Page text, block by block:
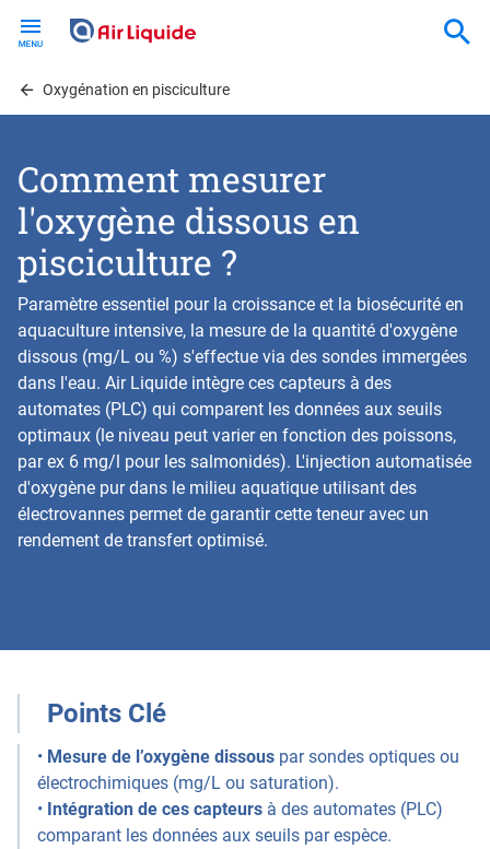
contentOxygénation en pisciculture
Comment mesurer
l'oxygène dissous en
pisciculture ?
Paramètre essentiel pour la croissance et la biosécurité en
aquaculture intensive, la mesure de la quantité d'oxygène
dissous (mg/L ou %) s'effectue via des sondes immergées
dans l'eau. Air Liquide intègre ces capteurs à des
automates (PLC) qui comparent les données aux seuils
optimaux (le niveau peut varier en fonction des poissons,
par ex 6 mg/l pour les salmonidés). L'injection automatisée
d'oxygène pur dans le milieu aquatique utilisant des
électrovannes permet de garantir cette teneur avec un
rendement de transfert optimisé.
Points Clé
• Mesure de l’oxygène dissous par sondes optiques ou
électrochimiques (mg/L ou saturation).
• Intégration de ces capteurs à des automates (PLC)
comparant les données aux seuils par espèce.